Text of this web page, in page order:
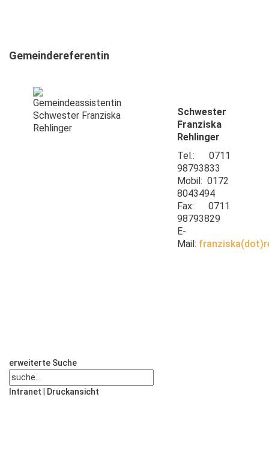
Gemeindereferentin
Schwester
Franziska
Rehlinger
Tel.: 0711
98793833
Mobil: 0172
8043494
Fax: 0711
98793829
E-
Mail: fra
erweiterte Suche
Intranet Druckansicht